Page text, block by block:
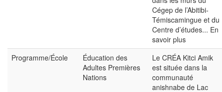
Cégep de l’Abitibi-
Témiscamingue et du
Centre d’études... En
savoir plus
Programme/École
Éducation des
Adultes Premières
Nations
Le CRÉA Kitci Amik
est située dans la
communauté
anishnabe de Lac